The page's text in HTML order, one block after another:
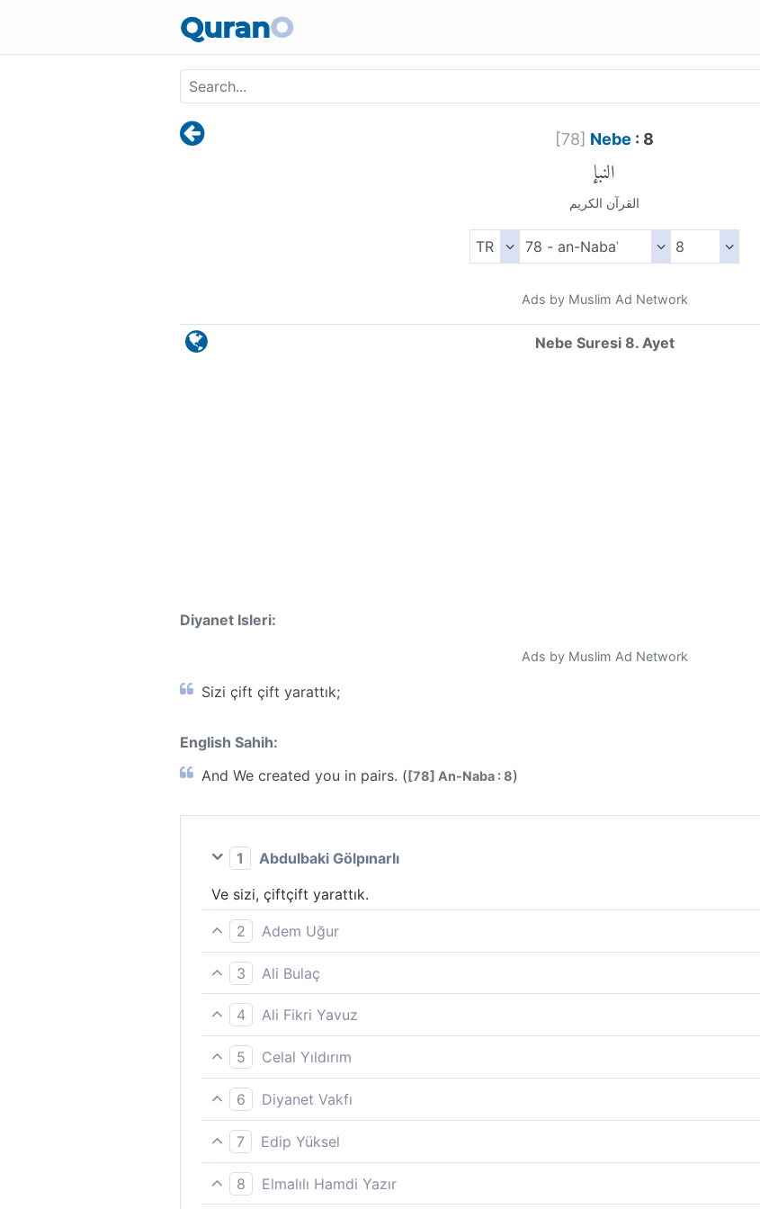
QuranO
[78] Nebe : 8
النبإ
القرآن الكريم
Ads by Muslim Ad Network
Nebe Suresi 8. Ayet
Diyanet Isleri:
Ads by Muslim Ad Network
Sizi çift çift yarattık;
English Sahih:
And We created you in pairs. ([78] An-Naba : 8)
1
Abdulbaki Gölpınarlı
Ve sizi, çiftçift yarattık.
2
Adem Uğur
Sizi çifter çifter yarattık.
3
Ali Bulaç
Sizi çift çift yarattık.
4
Ali Fikri Yavuz
Sizleri de (erkek-dişi) çift çift yarattık.
5
Celal Yıldırım
Sizi çift çift (kadın-erkek) yarattık.
6
Diyanet Vakfı
Sizi çifter çifter yarattık.
7
Edip Yüksel
Sizi çiftler halinde yarattık.
8
Elmalılı Hamdi Yazır